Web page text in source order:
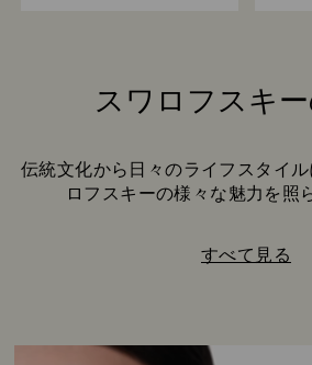
スワロフスキ
伝統文化から日々のライフスタイ
ロフスキーの様々な魅力を照
すべて見る